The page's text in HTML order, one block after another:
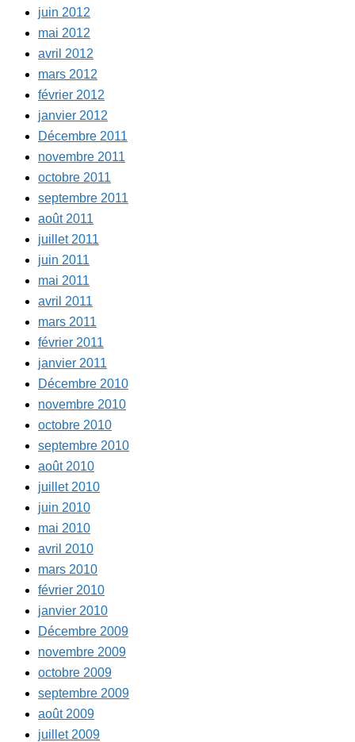
juin 2012
mai 2012
avril 2012
mars 2012
février 2012
janvier 2012
Décembre 2011
novembre 2011
octobre 2011
septembre 2011
août 2011
juillet 2011
juin 2011
mai 2011
avril 2011
mars 2011
février 2011
janvier 2011
Décembre 2010
novembre 2010
octobre 2010
septembre 2010
août 2010
juillet 2010
juin 2010
mai 2010
avril 2010
mars 2010
février 2010
janvier 2010
Décembre 2009
novembre 2009
octobre 2009
septembre 2009
août 2009
juillet 2009